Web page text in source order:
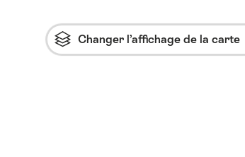
Changer l’affichage de la carte